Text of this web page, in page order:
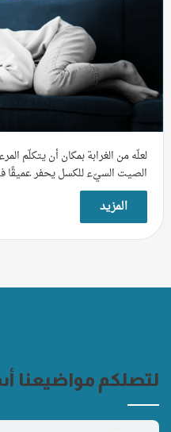
لعلّه من الغرابة بمكان أن يتكلّم
الصيت السيّء للكسل يحفر عميقًا
المزيد
لتصلكم مواضيعنا